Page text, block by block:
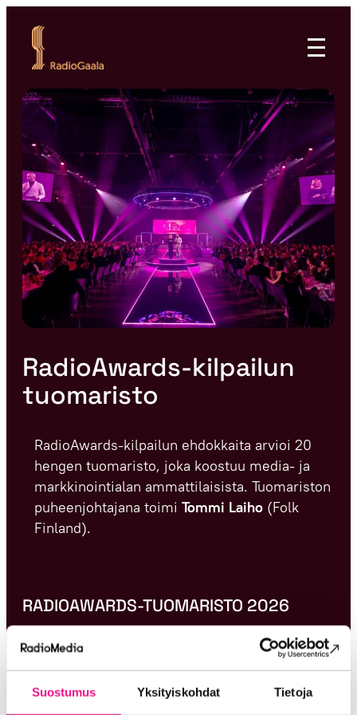
Suostumus Yksityiskohdat Tietoja
sisältöön
RadioGaala
RadioAwards-kilpailun
tuomaristo
RadioAwards-kilpailun ehdokkaita arvioi 20
hengen tuomaristo, joka koostuu media- ja
markkinointialan ammattilaisista. Tuomariston
puheenjohtajana toimi Tommi Laiho (Folk
Finland).
RADIOAWARDS-TUOMARISTO 2026
Päätuomari: Tommi Laiho, strategi, Folk Finland
Tuomariston jäsenet: